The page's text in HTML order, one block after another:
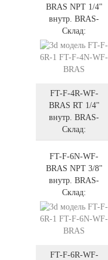
BRAS NPT 1/4"
внутр. BRAS-
Склад:
FT-F-4R-WF-
BRAS RT 1/4"
внутр. BRAS-
Склад:
FT-F-6N-WF-
BRAS NPT 3/8"
внутр. BRAS-
Склад:
FT-F-6R-WF-